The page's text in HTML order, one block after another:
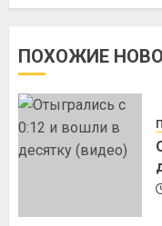
ПОХОЖИЕ